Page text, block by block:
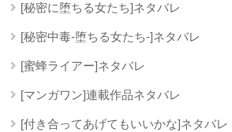
[秘密に堕ちる女たち]ネタバレ
[秘密中毒-堕ちる女たち-]ネタバレ
[蜜蜂ライアー]ネタバレ
[マンガワン]連載作品ネタバレ
[付き合ってあげてもいいかな]ネタバレ